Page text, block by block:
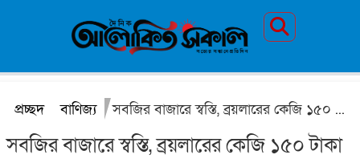
প্রচ্ছদ বাণিজ্য সবজির বাজারে স্বস্তি, ব্রয়লারের কেজি ১৫০ টাকা
সবজির বাজারে স্বস্তি, ব্রয়লারের কেজি ১৫০ টাকা